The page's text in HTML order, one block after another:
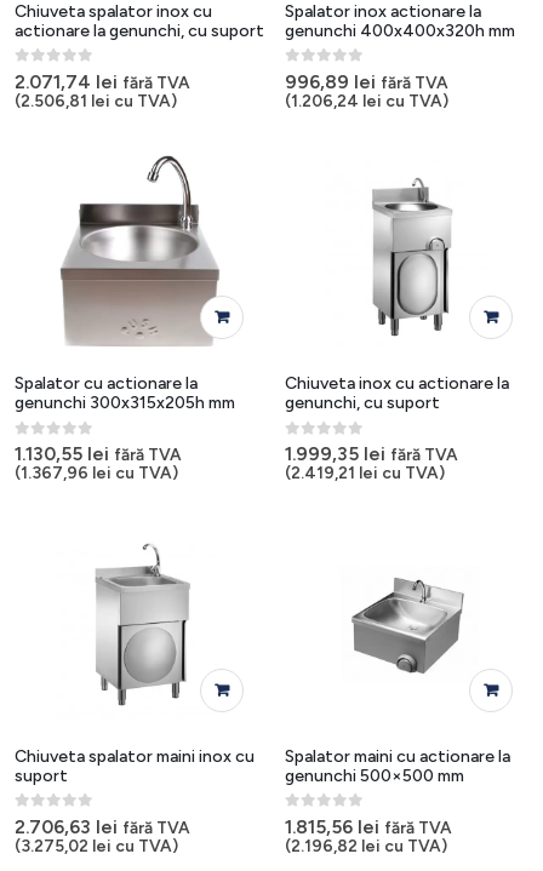
Chiuveta spalator inox cu
actionare la genunchi, cu suport
0out of 5
2.071,74 lei fără TVA
(2.506,81 lei cu TVA)
Spalator inox actionare la
genunchi 400x400x320h mm
0out of 5
996,89 lei fără TVA
(1.206,24 lei cu TVA)
Spalator cu actionare la
genunchi 300x315x205h mm
0 out of 5
1.130,55 lei fără TVA
(1.367,96 lei cu TVA)
Chiuveta inox cu actionare la
genunchi, cu suport
0 out of 5
1.999,35 lei fără TVA
(2.419,21 lei cu TVA)
Chiuveta spalator maini inox cu
suport
0out of 5
2.706,63 lei fără TVA
(3.275,02 lei cu TVA)
Spalator maini cu actionare la
genunchi 500×500 mm
0 out of 5
1.815,56 lei fără TVA
(2.196,82 lei cu TVA)